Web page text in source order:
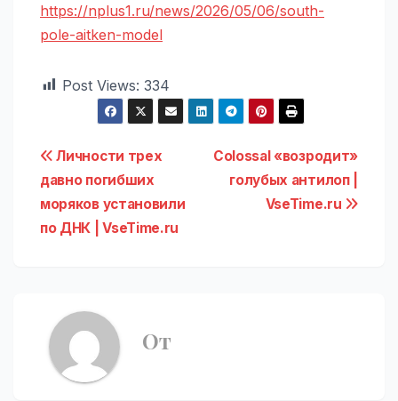
https://nplus1.ru/news/2026/05/06/south-
pole-aitken-model
Post Views: 334
Навигация
по
записям
Colossal «возродит»
голубых антилоп |
VseTime.ru
Личности трех
давно погибших
моряков установили
по ДНК | VseTime.ru
От